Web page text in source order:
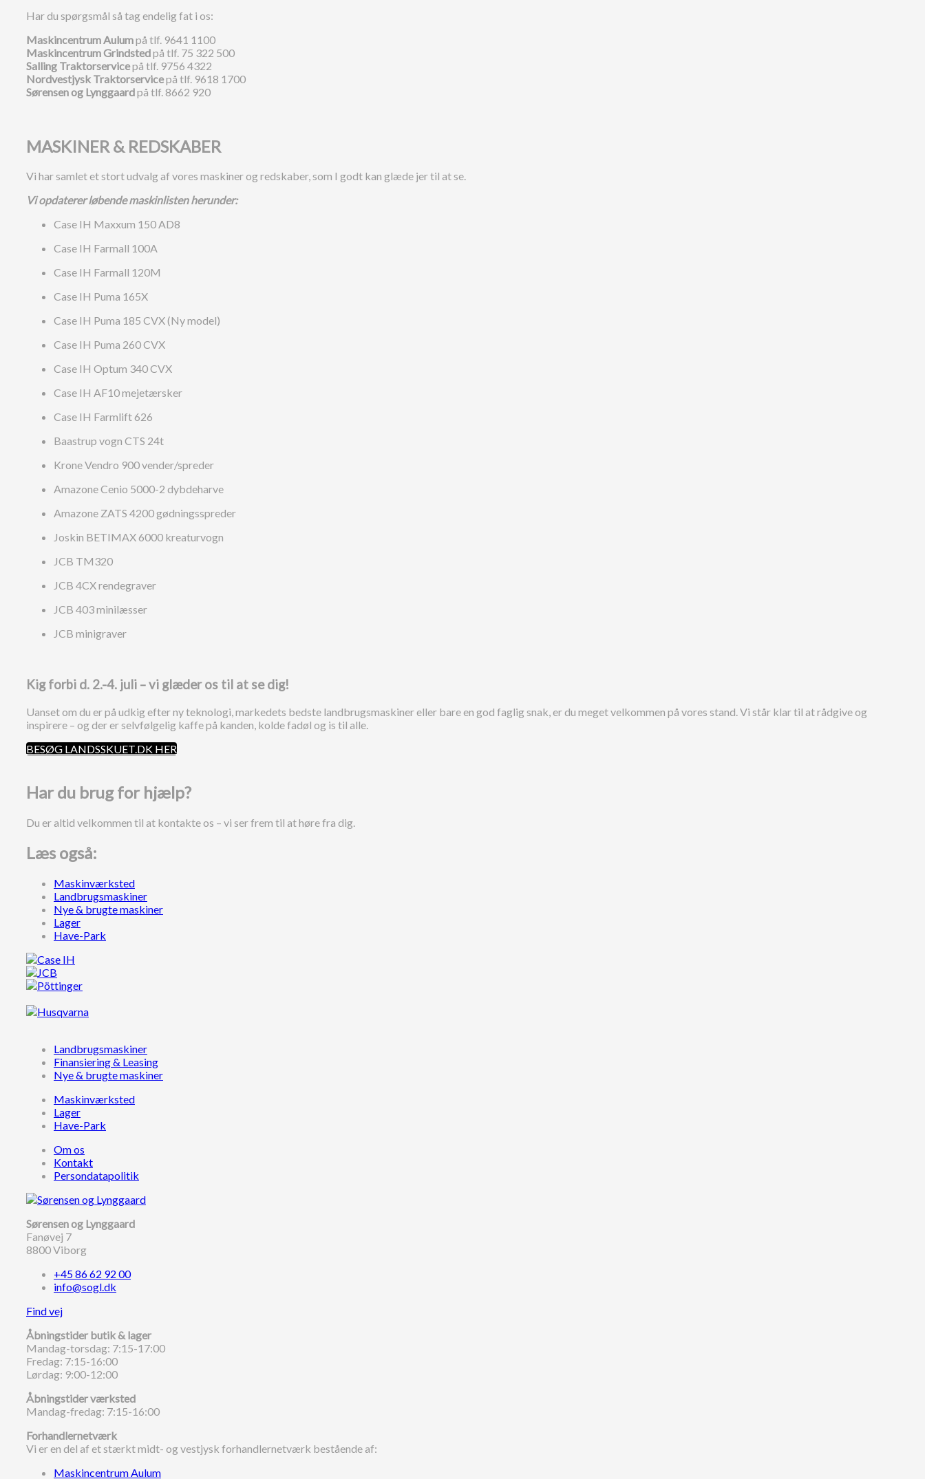
Har du spørgsmål så tag endelig fat i os:
Maskincentrum Aulumpå tlf. 9641 1100
Maskincentrum Grindstedpå tlf. 75 322 500
Salling Traktorservicepå tlf. 9756 4322
Nordvestjysk Traktorservicepå tlf. 9618 1700
Sørensen og Lynggaardpå tlf. 8662 920
MASKINER & REDSKABER
Vi har samlet et stort udvalg af vores maskiner og redskaber, som I godt kan glæde jer til at se.
Vi opdaterer løbende maskinlisten herunder:
Case IH Maxxum 150 AD8
Case IH Farmall 100A
Case IH Farmall 120M
Case IH Puma 165X
Case IH Puma 185 CVX (Ny model)
Case IH Puma 260 CVX
Case IH Optum 340 CVX
Case IH AF10 mejetærsker
Case IH Farmlift 626
Baastrup vogn CTS 24t
Krone Vendro 900 vender/spreder
Amazone Cenio 5000-2 dybdeharve
Amazone ZATS 4200 gødningsspreder
Joskin BETIMAX 6000 kreaturvogn
JCB TM320
JCB 4CX rendegraver
JCB 403 minilæsser
JCB minigraver
Kig forbi d. 2.-4. juli – vi glæder os til at se dig!
Uanset om du er på udkig efter ny teknologi, markedets bedste landbrugsmaskiner eller bare en god faglig snak, er du meget velkommen på vores stand. Vi står klar til at rådgive og
inspirere – og der er selvfølgelig kaffe på kanden, kolde fadøl og is til alle.
BESØG LANDSSKUET.DK HER
Har du brug for hjælp?
Du er altid velkommen til at kontakte os – vi ser frem til at høre fra dig.
Læs også:
Maskinværksted
Landbrugsmaskiner
Nye & brugte maskiner
Lager
Have-Park
Landbrugsmaskiner
Finansiering & Leasing
Nye & brugte maskiner
Maskinværksted
Lager
Have-Park
Om os
Kontakt
Persondatapolitik
Sørensen og Lynggaard
Fanøvej 7
8800 Viborg
+45 86 62 92 00
info@sogl.dk
Find vej
Åbningstider butik & lager
Mandag-torsdag: 7:15-17:00
Fredag: 7:15-16:00
Lørdag: 9:00-12:00
Åbningstider værksted
Mandag-fredag: 7:15-16:00
Forhandlernetværk
Vi er en del af et stærkt midt- og vestjysk forhandlernetværk bestående af:
Maskincentrum Aulum